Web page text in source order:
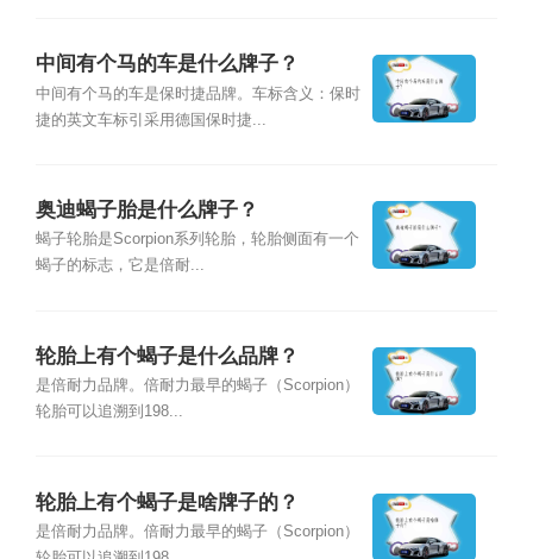
中间有个马的车是什么牌子？
中间有个马的车是保时捷品牌。车标含义：保时
捷的英文车标引采用德国保时捷...
奥迪蝎子胎是什么牌子？
蝎子轮胎是Scorpion系列轮胎，轮胎侧面有一个
蝎子的标志，它是倍耐...
轮胎上有个蝎子是什么品牌？
是倍耐力品牌。倍耐力最早的蝎子（Scorpion）
轮胎可以追溯到198...
轮胎上有个蝎子是啥牌子的？
是倍耐力品牌。倍耐力最早的蝎子（Scorpion）